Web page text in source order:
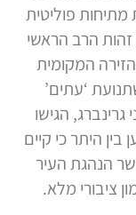
תחת מתיחות פוליטית
הרב הראשי
המקומית
‘עתים’
הגישו
היתר כי קיים
הנהגת העיר
ציבורי מלא.